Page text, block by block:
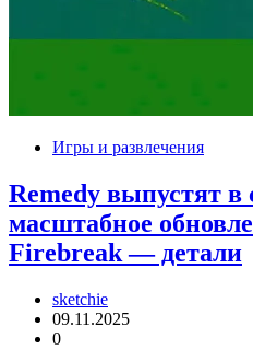
Игры и развлечения
Remedy выпустят в
масштабное
Firebreak — детали
sketchie
09.11.2025
0